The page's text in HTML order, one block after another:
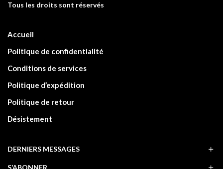
Tous les droits sont réservés
Accueil
Politique de confidentialité
Conditions de services
Politique d’expédition
Politique de retour
Désistement
DERNIERS MESSAGES
S’ABONNER